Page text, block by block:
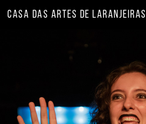
CASA DAS ARTES DE LARANJEIRAS